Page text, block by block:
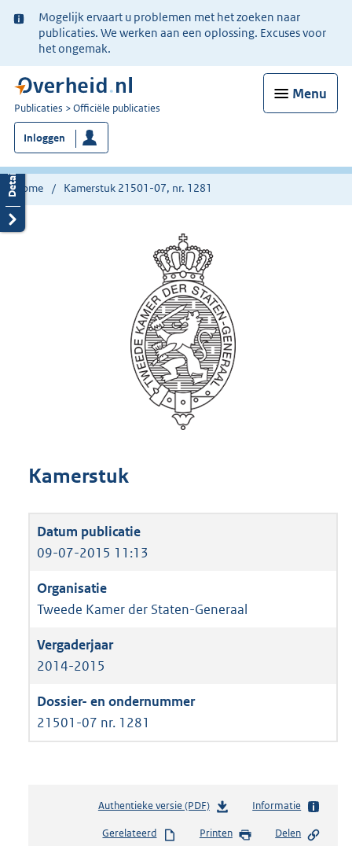
Ter
informatie:
Mogelijk ervaart u problemen met het zoeken naar
publicaties. We werken aan een oplossing. Excuses voor
het ongemak.
Menu
U
bent
nu
hier:
Publicaties Officiële publicaties
Inloggen
Home Kamerstuk 21501-07, nr. 1281
Kamerstuk
09-07-2015 11:13
Tweede Kamer der Staten-Generaal
2014-2015
21501-07 nr. 1281
Authentieke versie (PDF)b
s
Informatie
Gerelateerd Printen Delen